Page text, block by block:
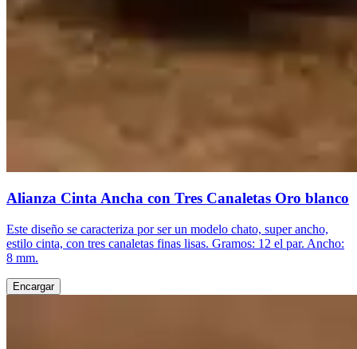
Alianza Cinta Ancha con Tres Canaletas Oro blanco
Este diseño se caracteriza por ser un modelo chato, super ancho,
estilo cinta, con tres canaletas finas lisas. Gramos: 12 el par. Ancho:
8 mm.
Encargar